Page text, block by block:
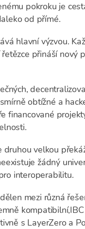
pokroku je
od přímé.
hlavní výzvou.
přináší nový
obtížné a
financované
druhou velkou
žádný
interoperabilitu.
mezi různá
kompatibilní,IBC
s LayerZero a